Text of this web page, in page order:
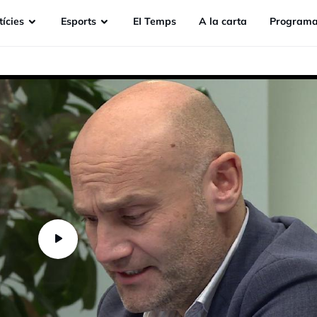
Esports EI Temps A la carta